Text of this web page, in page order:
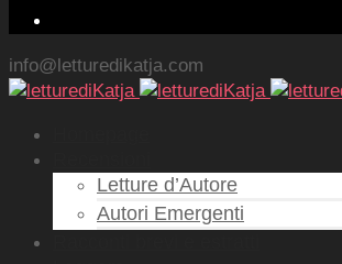
info@letturedikatja.com
Letture d’Autore
Autori Emergenti